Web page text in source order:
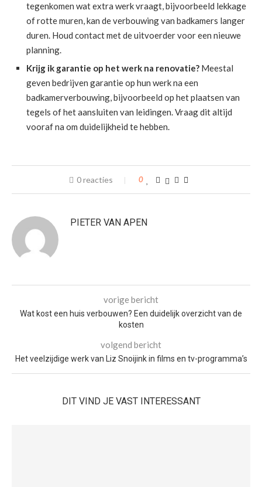
tegenkomen wat extra werk vraagt, bijvoorbeeld lekkage
of rotte muren, kan de verbouwing van badkamers langer
duren. Houd contact met de uitvoerder voor een nieuwe
planning.
Krijg ik garantie op het werk na renovatie? Meestal
geven bedrijven garantie op hun werk na een
badkamerverbouwing, bijvoorbeeld op het plaatsen van
tegels of het aansluiten van leidingen. Vraag dit altijd
vooraf na om duidelijkheid te hebben.
0 reacties 0
PIETER VAN APEN
vorige bericht
Wat kost een huis verbouwen? Een duidelijk overzicht van de
kosten
volgend bericht
Het veelzijdige werk van Liz Snoijink in films en tv-programma’s
DIT VIND JE VAST INTERESSANT